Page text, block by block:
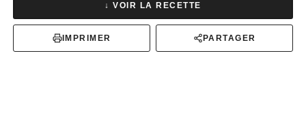
↓ VOIR LA RECETTE
IMPRIMER PARTAGER